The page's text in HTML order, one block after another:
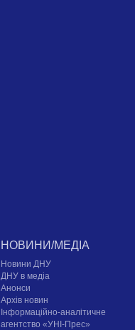
НОВИНИ/МЕДІА
Новини ДНУ
ДНУ в медіа
Анонси
Архів новин
Інформаційно-аналітичне
агентство «УНІ-Прес»